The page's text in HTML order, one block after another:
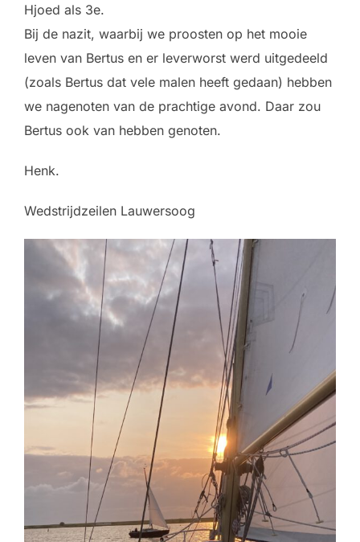
Hjoed als 3e.
Bij de nazit, waarbij we proosten op het mooie
leven van Bertus en er leverworst werd uitgedeeld
(zoals Bertus dat vele malen heeft gedaan) hebben
we nagenoten van de prachtige avond. Daar zou
Bertus ook van hebben genoten.
Henk.
Wedstrijdzeilen Lauwersoog